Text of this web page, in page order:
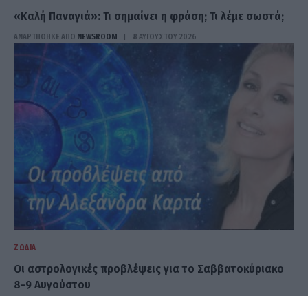
«Καλή Παναγιά»: Τι σημαίνει η φράση; Τι λέμε σωστά;
ΑΝΑΡΤΗΘΗΚΕ ΑΠΟ NEWSROOM 8 ΑΥΓΟΎΣΤΟΥ 2026
ΖΏΔΙΑ
Οι αστρολογικές προβλέψεις για το Σαββατοκύριακο
8-9 Αυγούστου